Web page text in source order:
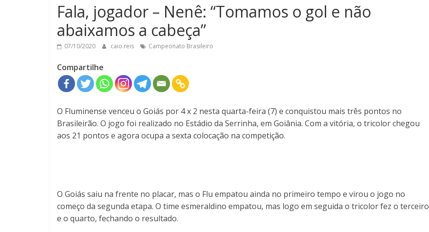
Fala, jogador – Nenê: “Tomamos o gol e não
abaixamos a cabeça”
07/10/2020 caio.reis Campeonato Brasileiro
Compartilhe
O Fluminense venceu o Goiás por 4 x 2 nesta quarta-feira (7) e conquistou mais três pontos no
Brasileirão. O jogo foi realizado no Estádio da Serrinha, em Goiânia. Com a vitória, o tricolor chegou
aos 21 pontos e agora ocupa a sexta colocação na competição.
O Goiás saiu na frente no placar, mas o Flu empatou ainda no primeiro tempo e virou o jogo no
começo da segunda etapa. O time esmeraldino empatou, mas logo em seguida o tricolor fez o terceiro
e o quarto, fechando o resultado.